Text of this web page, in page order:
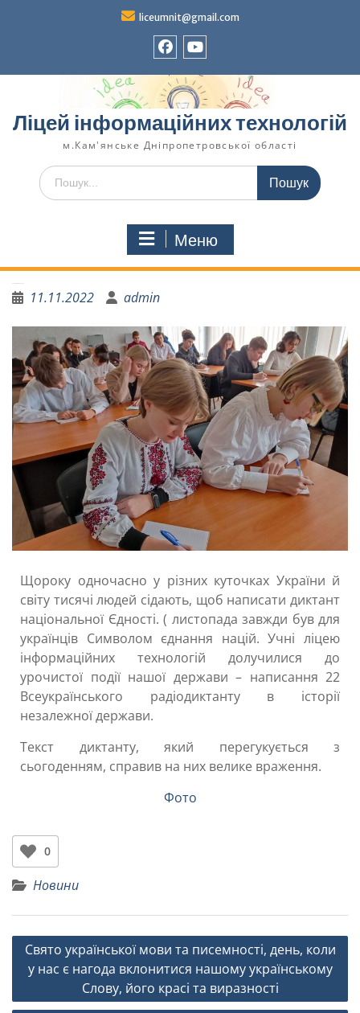
liceumnit@gmail.com
Ліцей інформаційних технологій
м.Кам'янське Дніпропетровської області
Меню
11.11.2022 admin
Щороку одночасно у різних куточках України й
світу тисячі людей сідають, щоб написати диктант
національної Єдності. ( листопада завжди був для
українців Символом єднання націй. Учні ліцею
інформаційних технологій долучилися до
урочистої події нашої держави – написання 22
Всеукраїнського радіодиктанту в історії
незалежної держави.
Текст диктанту, який перегукується з
сьогоденням, справив на них велике враження.
Фото
0
Новини
Свято української мови та писемності, день, коли
у нас є нагода вклонитися нашому українському
Слову, його красі та виразності